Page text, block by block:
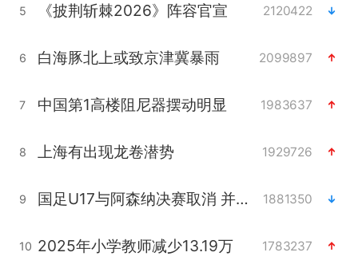
5 《披荆斩棘2026》阵容官宣 2120422
6 白海豚北上或致京津冀暴雨 2099897
7 中国第1高楼阻尼器摆动明显 1983637
8 上海有出现龙卷潜势 1929726
9 国足U17与阿森纳决赛取消 并列冠军 1881350
10 2025年小学教师减少13.19万 1783237